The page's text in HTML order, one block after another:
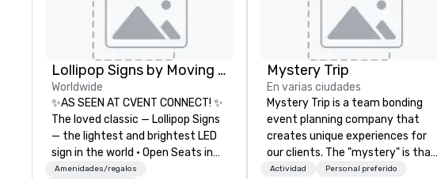
Lollipop Signs by Moving Products
Worldwide
✨AS SEEN AT CVENT CONNECT! ✨
The loved classic — Lollipop Signs
— the lightest and brightest LED
sign in the world • Open Seats in
Dark Auditoriums • Brand
Amenidades/regalos
Mystery Trip
En varias ciudades
Mystery Trip is a team bonding
event planning company that
creates unique experiences for
our clients. The "mystery" is that
none of your guests will know
Actividad Personal preferido